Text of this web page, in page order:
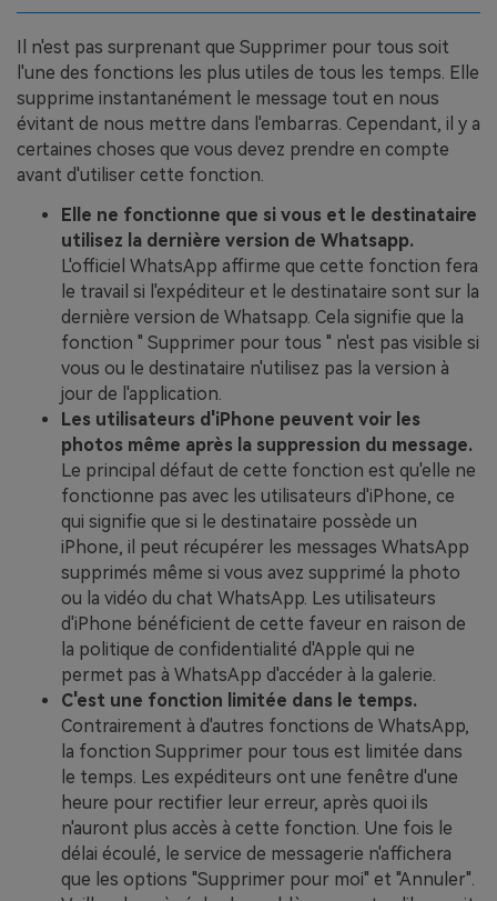
Il n'est pas surprenant que Supprimer pour tous soit
l'une des fonctions les plus utiles de tous les temps. Elle
supprime instantanément le message tout en nous
évitant de nous mettre dans l'embarras. Cependant, il y a
certaines choses que vous devez prendre en compte
avant d'utiliser cette fonction.
Elle ne fonctionne que si vous et le destinataire
utilisez la dernière version de Whatsapp.
L'officiel WhatsApp affirme que cette fonction fera
le travail si l'expéditeur et le destinataire sont sur la
dernière version de Whatsapp. Cela signifie que la
fonction " Supprimer pour tous " n'est pas visible si
vous ou le destinataire n'utilisez pas la version à
jour de l'application.
Les utilisateurs d'iPhone peuvent voir les
photos même après la suppression du message.
Le principal défaut de cette fonction est qu'elle ne
fonctionne pas avec les utilisateurs d'iPhone, ce
qui signifie que si le destinataire possède un
iPhone, il peut récupérer les messages WhatsApp
supprimés même si vous avez supprimé la photo
ou la vidéo du chat WhatsApp. Les utilisateurs
d'iPhone bénéficient de cette faveur en raison de
la politique de confidentialité d'Apple qui ne
permet pas à WhatsApp d'accéder à la galerie.
C'est une fonction limitée dans le temps.
Contrairement à d'autres fonctions de WhatsApp,
la fonction Supprimer pour tous est limitée dans
le temps. Les expéditeurs ont une fenêtre d'une
heure pour rectifier leur erreur, après quoi ils
n'auront plus accès à cette fonction. Une fois le
délai écoulé, le service de messagerie n'affichera
que les options "Supprimer pour moi" et "Annuler".